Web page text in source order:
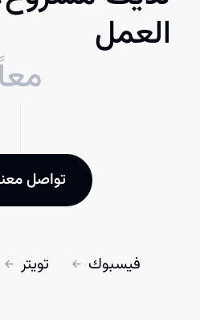
العمل
تواصل
فيسبوك تويتر